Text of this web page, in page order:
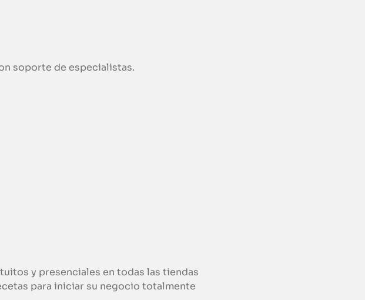
soporte de especialistas.
y presenciales en todas las tiendas
para iniciar su negocio totalmente